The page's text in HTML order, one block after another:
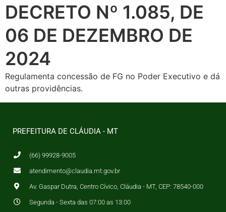
DECRETO Nº 1.085, DE
06 DE DEZEMBRO DE
2024
Regulamenta concessão de FG no Poder Executivo e dá
outras providências.
PREFEITURA DE CLÁUDIA - MT
(66) 99928-9005
atendimento@claudia.mt.gov.br
Av. Gaspar Dutra, Centro Cívico, Cláudia - MT, CEP: 78540-000
Segunda - Sexta das 07:00 as 13:00